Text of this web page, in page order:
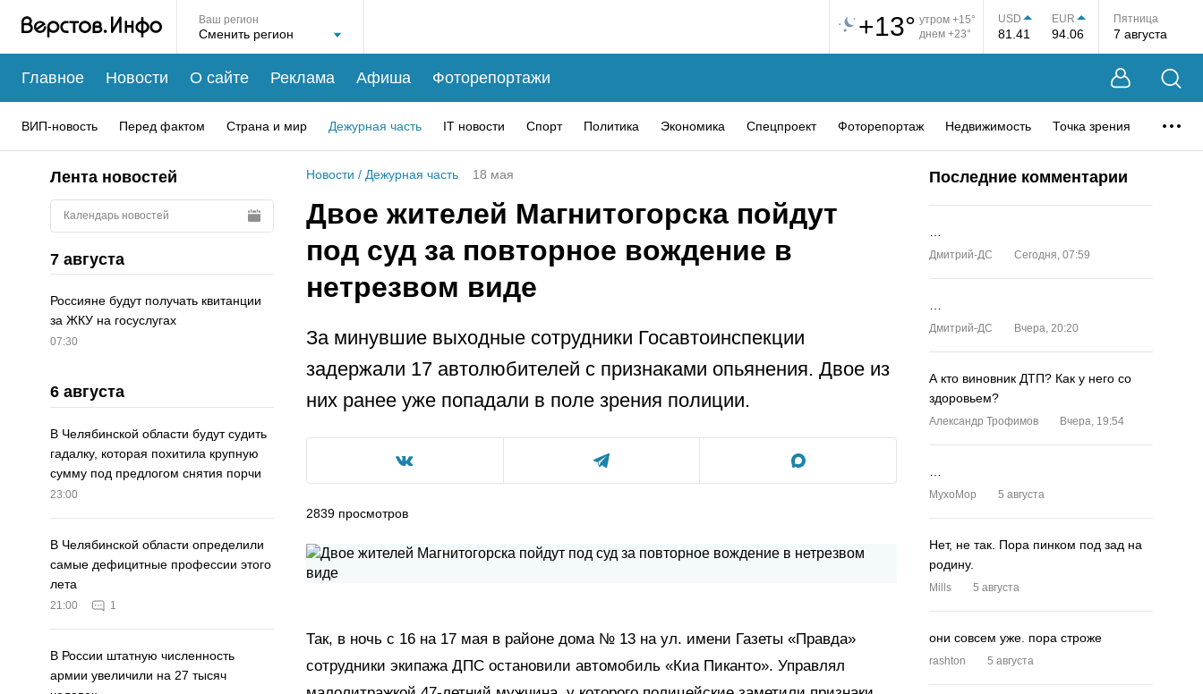
Ваш регион +13° утром +15°
днем +23°
USD
81.41
EUR
94.06
Пятница
7 августа
Главное Новости О сайте Реклама Афиша Фоторепортажи
ВИП-новость Перед фактом Страна и мир Дежурная часть IT новости Спорт Политика Экономика Спецпроект Фоторепортаж Недвижимость Точка зрения
Лента новостей
Календарь новостей
7 августа
Россияне будут получать квитанции
за ЖКУ на госуслугах
07:30
6 августа
В Челябинской области будут судить
гадалку, которая похитила крупную
сумму под предлогом снятия порчи
23:00
В Челябинской области определили
самые дефицитные профессии этого
лета
21:00 1
В России штатную численность
армии увеличили на 27 тысяч
Новости / Дежурная часть 18 мая
Двое жителей Магнитогорска пойдут
под суд за повторное вождение в
нетрезвом виде
За минувшие выходные сотрудники Госавтоинспекции
задержали 17 автолюбителей с признаками опьянения. Двое из
них ранее уже попадали в поле зрения полиции.
2839 просмотров
Так, в ночь с 16 на 17 мая в районе дома № 13 на ул. имени Газеты «Правда»
сотрудники экипажа ДПС остановили автомобиль «Киа Пиканто». Управлял
Последние комментарии
Дмитрий-ДС Сегодня, 07:59
Дмитрий-ДС Вчера, 20:20
А кто виновник ДТП? Как у него со
здоровьем?
Александр Трофимов Вчера, 19:54
MyxoMop 5 августа
Нет, не так. Пора пинком под зад на
родину.
Mills 5 августа
они совсем уже. пора строже
rashton 5 августа